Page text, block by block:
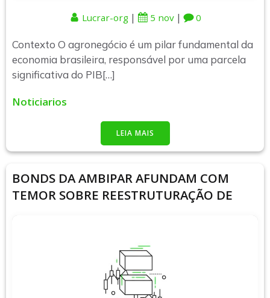
Lucrar-org | 5 nov | 0
Contexto O agronegócio é um pilar fundamental da
economia brasileira, responsável por uma parcela
significativa do PIB[…]
Noticiarios
LEIA MAIS
BONDS DA AMBIPAR AFUNDAM COM
TEMOR SOBRE REESTRUTURAÇÃO DE